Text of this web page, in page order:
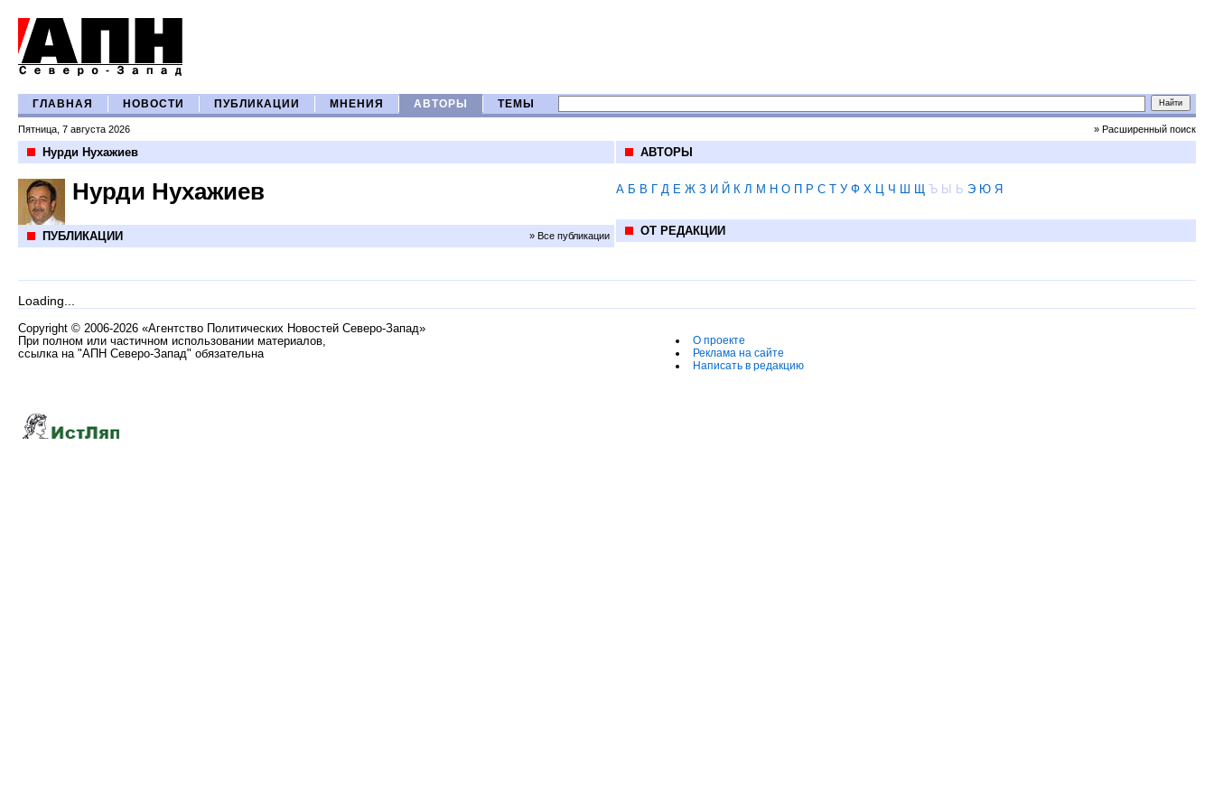
ГЛАВНАЯ НОВОСТИ ПУБЛИКАЦИИ МНЕНИЯ АВТОРЫ ТЕМЫ
Пятница, 7 августа 2026 » Расширенный поиск
Нурди Нухажиев
Нурди Нухажиев
ПУБЛИКАЦИИ » Все публикации
АВТОРЫ
А Б В Г Д Е Ж З И Й К Л М Н О П Р С Т У Ф Х Ц Ч Ш Щ Ъ Ы Ь Э Ю Я
ОТ РЕДАКЦИИ
Loading...
Copyright © 2006-2026 «Агентство Политических Новостей Северо-Запад»
При полном или частичном использовании материалов,
ссылка на "АПН Северо-Запад" обязательна
О проекте
Реклама на сайте
Написать в редакцию